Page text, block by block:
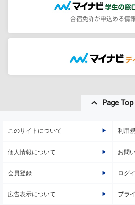
合宿免許が申込める情
Page Top
このサイトについて 利用
個人情報について お問
会員登録 ログ
広告表示について プラ